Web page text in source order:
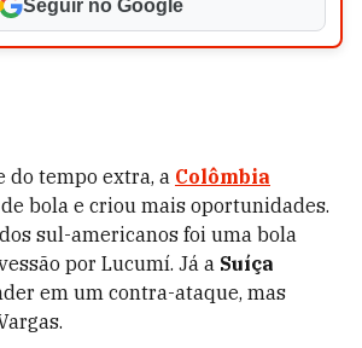
Seguir no Google
do tempo extra, a Colômbia
bola e criou mais oportunidades.
sul-americanos foi uma bola
por Lucumí. Já a Suíça
em um contra-ataque, mas